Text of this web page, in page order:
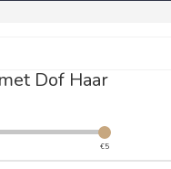
Dof Haar
€5